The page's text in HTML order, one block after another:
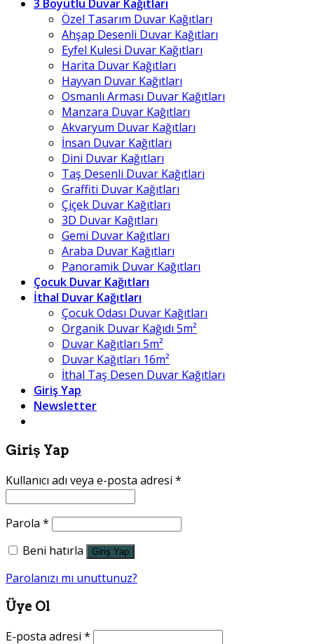
3 Boyutlu Duvar Kağıtları
Özel Tasarım Duvar Kağıtları
Ahşap Desenli Duvar Kağıtları
Eyfel Kulesi Duvar Kağıtları
Harita Duvar Kağıtları
Hayvan Duvar Kağıtları
Osmanlı Arması Duvar Kağıtları
Manzara Duvar Kağıtları
Akvaryum Duvar Kağıtları
İnsan Duvar Kağıtları
Dini Duvar Kağıtları
Taş Desenli Duvar Kağıtları
Graffiti Duvar Kağıtları
Çiçek Duvar Kağıtları
3D Duvar Kağıtları
Gemi Duvar Kağıtları
Araba Duvar Kağıtları
Panoramik Duvar Kağıtları
Çocuk Duvar Kağıtları
İthal Duvar Kağıtları
Çocuk Odası Duvar Kağıtları
Organik Duvar Kağıdı 5m²
Duvar Kağıtları 5m²
Duvar Kağıtları 16m²
İthal Taş Desen Duvar Kağıtları
Giriş Yap
Newsletter
Giriş Yap
Kullanıcı adı veya e-posta adresi *
Parola *
Beni hatırla
Giriş Yap
Parolanızı mı unuttunuz?
Üye Ol
E-posta adresi *